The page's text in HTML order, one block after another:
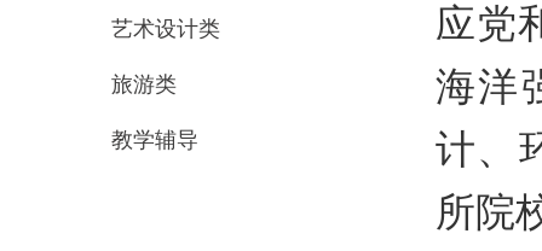
艺术设计类
旅游类
教学辅导
应党
海洋
计、
所院